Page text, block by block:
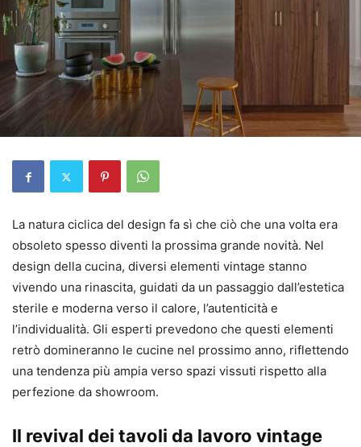
La natura ciclica del design fa sì che ciò che una volta era
obsoleto spesso diventi la prossima grande novità. Nel
design della cucina, diversi elementi vintage stanno
vivendo una rinascita, guidati da un passaggio dall’estetica
sterile e moderna verso il calore, l’autenticità e
l’individualità. Gli esperti prevedono che questi elementi
retrò domineranno le cucine nel prossimo anno, riflettendo
una tendenza più ampia verso spazi vissuti rispetto alla
perfezione da showroom.
Il revival dei tavoli da lavoro vintage